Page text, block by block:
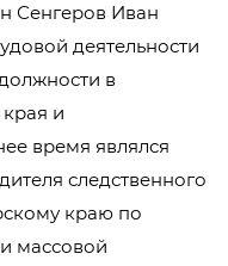
Сенгеров Иван
деятельности
в
и
время являлся
следственного
краю по
массовой